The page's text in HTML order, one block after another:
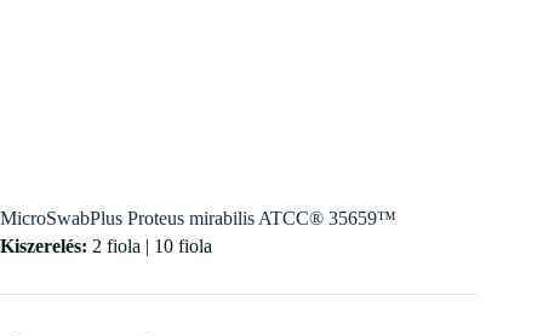
MicroSwabPlus Proteus mirabilis ATCC® 35659™
Kiszerelés: 2 fiola | 10 fiola